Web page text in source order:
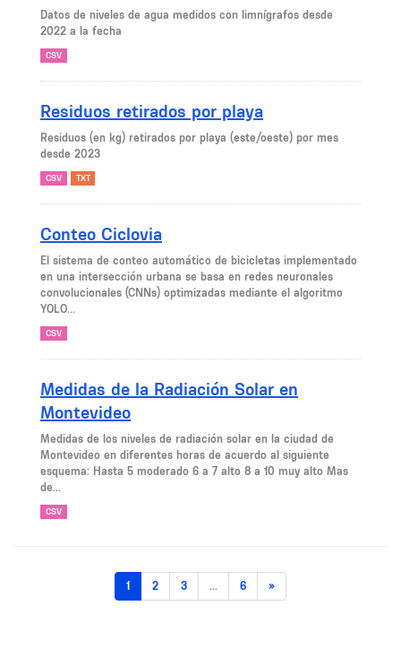
Datos de niveles de agua medidos con limnígrafos desde
2022 a la fecha
CSV
Residuos retirados por playa
Residuos (en kg) retirados por playa (este/oeste) por mes
desde 2023
CSV TXT
Conteo Ciclovia
El sistema de conteo automático de bicicletas implementado
en una intersección urbana se basa en redes neuronales
convolucionales (CNNs) optimizadas mediante el algoritmo
YOLO...
CSV
Medidas de la Radiación Solar en
Montevideo
Medidas de los niveles de radiación solar en la ciudad de
Montevideo en diferentes horas de acuerdo al siguiente
esquema: Hasta 5 moderado 6 a 7 alto 8 a 10 muy alto Mas
de...
CSV
1 2 3 ... 6 »